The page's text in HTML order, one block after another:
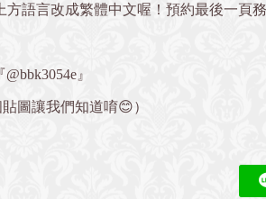
方語言改成繁體中文喔！預約最後一頁
』
圖讓我們知道唷😊）